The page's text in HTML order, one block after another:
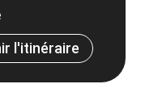
l'itinéraire